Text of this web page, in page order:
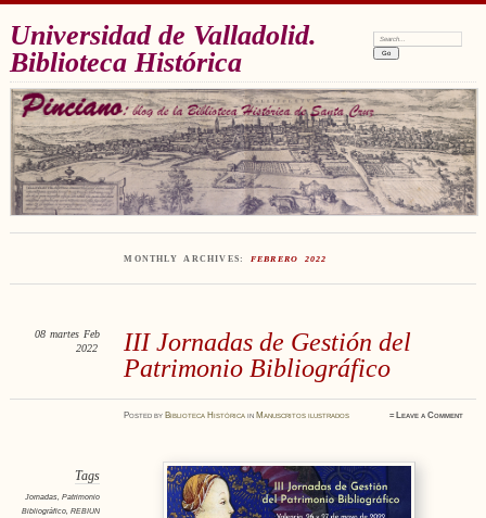
Universidad de Valladolid.
Biblioteca Histórica
Search:
MONTHLY ARCHIVES: FEBRERO 2022
III Jornadas de Gestión del
Patrimonio Bibliográfico
08 martes Feb
2022
Postedby Biblioteca Histórica in Manuscritos ilustrados ≈ Leave a Comment
Tags
Jornadas, Patrimonio
Bibliográfico, REBIUN